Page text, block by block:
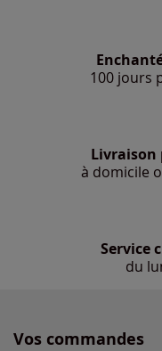
100 jours
Livraison
à domicile
Service
du
Vos commandes